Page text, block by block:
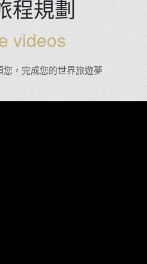
程規劃
videos
，完成您的世界旅遊夢